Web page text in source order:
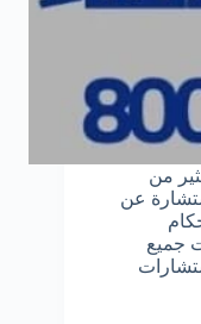
من
عن
جميع